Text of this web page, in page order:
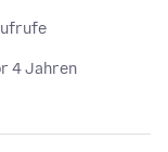
4 Jahren